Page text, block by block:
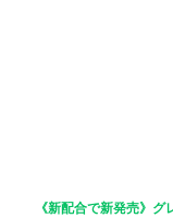
《新配合で新発売》